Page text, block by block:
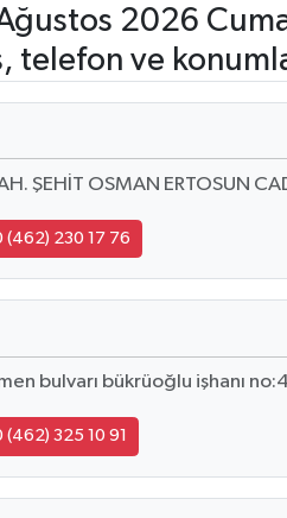
2026
telefon ve
ŞEHİT OSMAN ERTOSUN
(462) 230 17 76
bulvarı bükrüoğlu işhanı
(462) 325 10 91